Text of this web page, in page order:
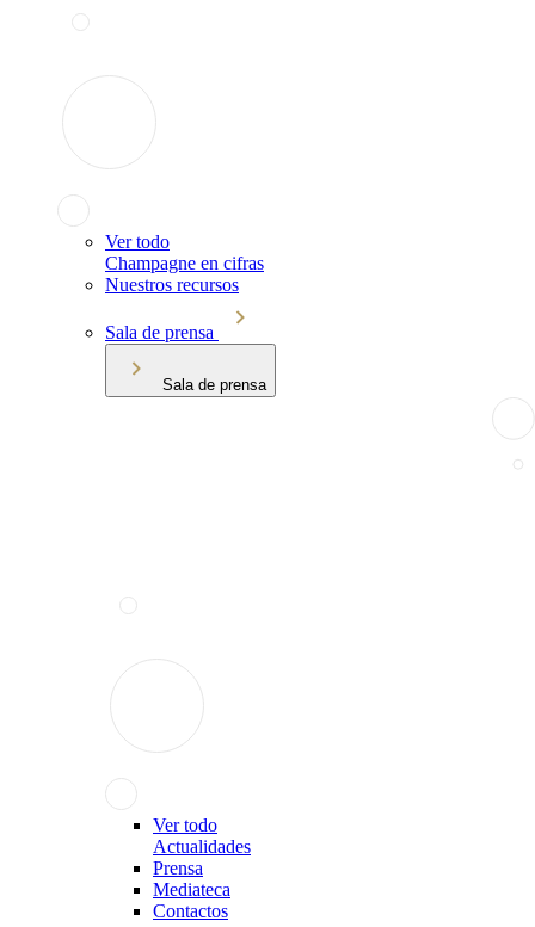
Ver todo
Champagne en cifras
Nuestros recursos
Sala de prensa
Sala de prensa
Ver todo
Actualidades
Prensa
Mediateca
Contactos